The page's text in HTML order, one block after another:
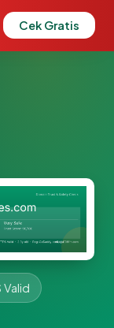
Cek Gratis
Valid